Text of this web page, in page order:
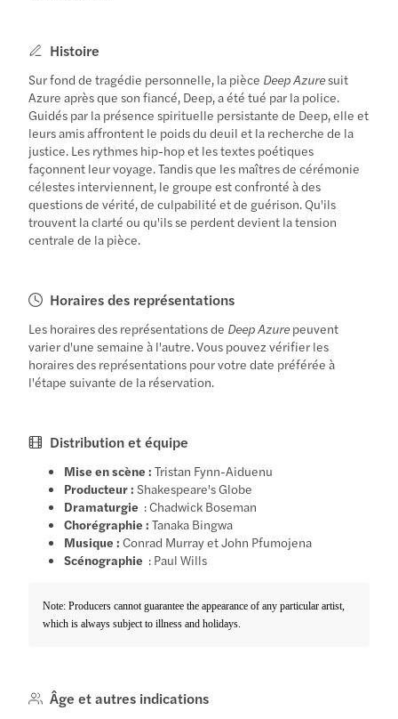
Histoire
Sur fond de tragédie personnelle, la pièce Deep Azuresuit
Azure après que son fiancé, Deep, a été tué par la police.
Guidés par la présence spirituelle persistante de Deep, elle et
leurs amis affrontent le poids du deuil et la recherche de la
justice. Les rythmes hip-hop et les textes poétiques
façonnent leur voyage. Tandis que les maîtres de cérémonie
célestes interviennent, le groupe est confronté à des
questions de vérité, de culpabilité et de guérison. Qu'ils
trouvent la clarté ou qu'ils se perdent devient la tension
centrale de la pièce.
Horaires des représentations
Les horaires des représentations de Deep Azurepeuvent
varier d'une semaine à l'autre. Vous pouvez vérifier les
horaires des représentations pour votre date préférée à
l'étape suivante de la réservation.
Distribution et équipe
Mise en scène : Tristan Fynn-Aiduenu
Producteur : Shakespeare's Globe
Dramaturgie : Chadwick Boseman
Chorégraphie : Tanaka Bingwa
Musique : Conrad Murray et John Pfumojena
Scénographie : Paul Wills
Note: Producers cannot guarantee the appearance of any particular artist,
which is always subject to illness and holidays.
Âge et autres indications